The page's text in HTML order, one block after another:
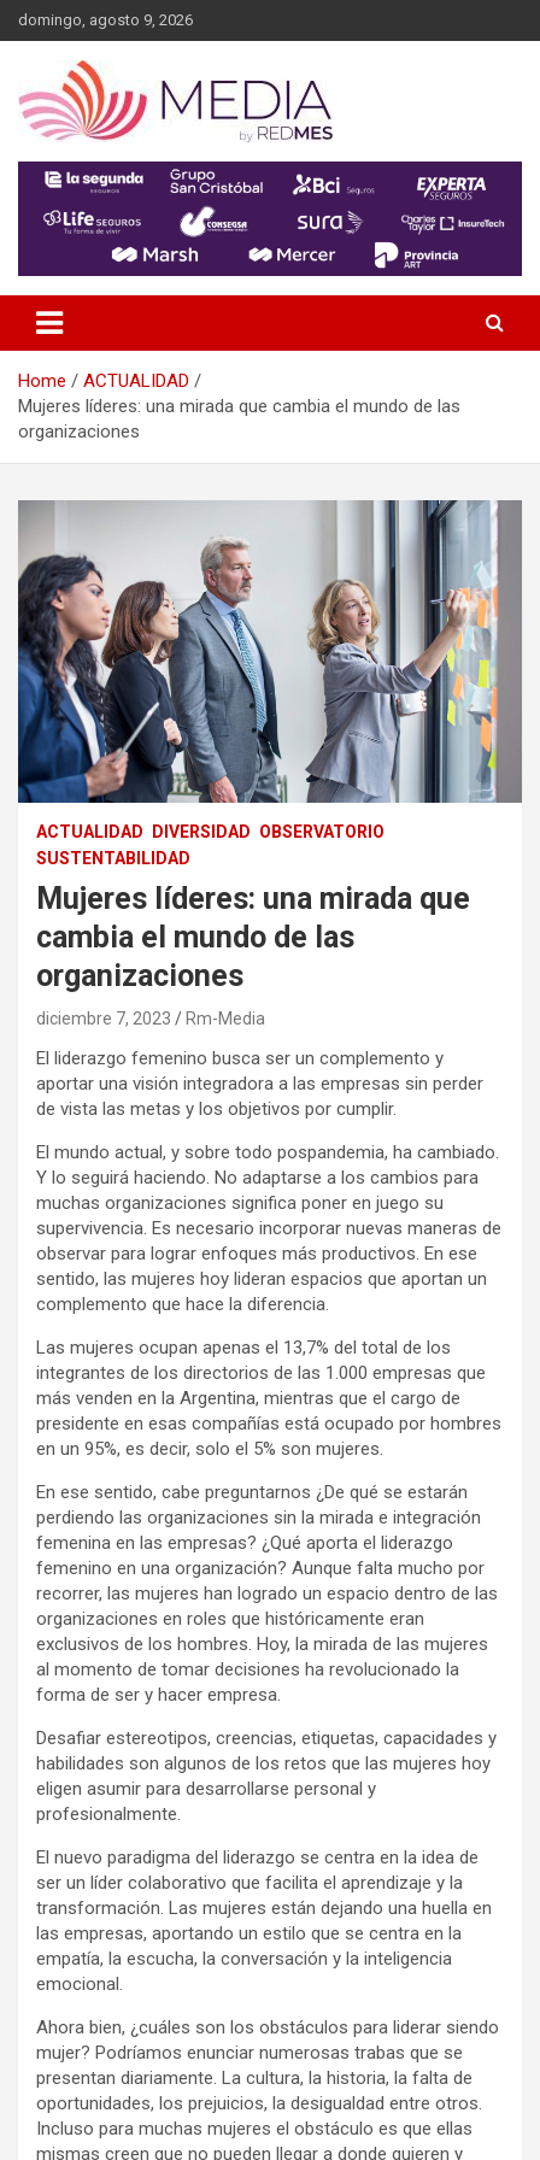
Skip
to
domingo, agosto 9, 2026
Home
ACTUALIDAD
Mujeres líderes: una mirada que cambia el mundo de las
organizaciones
ACTUALIDAD DIVERSIDAD OBSERVATORIO
SUSTENTABILIDAD
Mujeres líderes: una mirada que
cambia el mundo de las
organizaciones
diciembre 7, 2023 Rm-Media
El liderazgo femenino busca ser un complemento y
aportar una visión integradora a las empresas sin perder
de vista las metas y los objetivos por cumplir.
El mundo actual, y sobre todo pospandemia, ha cambiado.
Y lo seguirá haciendo. No adaptarse a los cambios para
muchas organizaciones significa poner en juego su
supervivencia. Es necesario incorporar nuevas maneras de
observar para lograr enfoques más productivos. En ese
sentido, las mujeres hoy lideran espacios que aportan un
complemento que hace la diferencia.
Las mujeres ocupan apenas el 13,7% del total de los
integrantes de los directorios de las 1.000 empresas que
más venden en la Argentina, mientras que el cargo de
presidente en esas compañías está ocupado por hombres
en un 95%, es decir, solo el 5% son mujeres.
En ese sentido, cabe preguntarnos ¿De qué se estarán
perdiendo las organizaciones sin la mirada e integración
femenina en las empresas? ¿Qué aporta el liderazgo
femenino en una organización? Aunque falta mucho por
recorrer, las mujeres han logrado un espacio dentro de las
organizaciones en roles que históricamente eran
exclusivos de los hombres. Hoy, la mirada de las mujeres
al momento de tomar decisiones ha revolucionado la
forma de ser y hacer empresa.
Desafiar estereotipos, creencias, etiquetas, capacidades y
habilidades son algunos de los retos que las mujeres hoy
eligen asumir para desarrollarse personal y
profesionalmente.
El nuevo paradigma del liderazgo se centra en la idea de
ser un líder colaborativo que facilita el aprendizaje y la
transformación. Las mujeres están dejando una huella en
las empresas, aportando un estilo que se centra en la
empatía, la escucha, la conversación y la inteligencia
emocional.
Ahora bien, ¿cuáles son los obstáculos para liderar siendo
mujer? Podríamos enunciar numerosas trabas que se
presentan diariamente. La cultura, la historia, la falta de
oportunidades, los prejuicios, la desigualdad entre otros.
Incluso para muchas mujeres el obstáculo es que ellas
mismas creen que no pueden llegar a donde quieren y